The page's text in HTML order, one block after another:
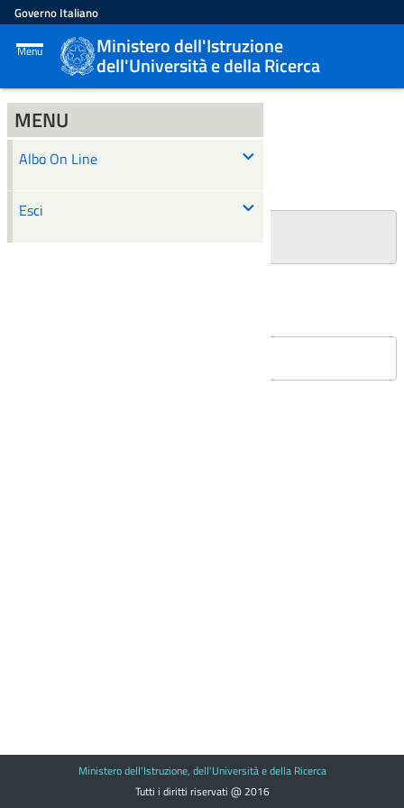
Governo Italiano
Menu Ministero dell'Istruzione
dell'Università e della Ricerca
MENU
Albo On Line
Esci
ALBO ON LINE
Ricerca
Ministero dell'Istruzione, dell'Università e della Ricerca
Tutti i diritti riservati @ 2016